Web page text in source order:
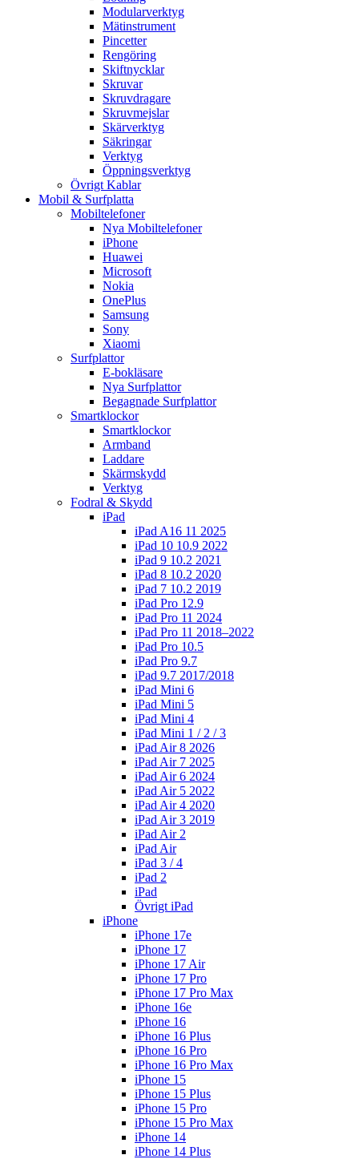
Modularverktyg
Mätinstrument
Pincetter
Rengöring
Skiftnycklar
Skruvar
Skruvdragare
Skruvmejslar
Skärverktyg
Säkringar
Verktyg
Öppningsverktyg
Övrigt Kablar
Mobil & Surfplatta
Mobiltelefoner
Nya Mobiltelefoner
iPhone
Huawei
Microsoft
Nokia
OnePlus
Samsung
Sony
Xiaomi
Surfplattor
E-bokläsare
Nya Surfplattor
Begagnade Surfplattor
Smartklockor
Smartklockor
Armband
Laddare
Skärmskydd
Verktyg
Fodral & Skydd
iPad
iPad A16 11 2025
iPad 10 10.9 2022
iPad 9 10.2 2021
iPad 8 10.2 2020
iPad 7 10.2 2019
iPad Pro 12.9
iPad Pro 11 2024
iPad Pro 11 2018–2022
iPad Pro 10.5
iPad Pro 9.7
iPad 9.7 2017/2018
iPad Mini 6
iPad Mini 5
iPad Mini 4
iPad Mini 1 / 2 / 3
iPad Air 8 2026
iPad Air 7 2025
iPad Air 6 2024
iPad Air 5 2022
iPad Air 4 2020
iPad Air 3 2019
iPad Air 2
iPad Air
iPad 3 / 4
iPad 2
iPad
Övrigt iPad
iPhone
iPhone 17e
iPhone 17
iPhone 17 Air
iPhone 17 Pro
iPhone 17 Pro Max
iPhone 16e
iPhone 16
iPhone 16 Plus
iPhone 16 Pro
iPhone 16 Pro Max
iPhone 15
iPhone 15 Plus
iPhone 15 Pro
iPhone 15 Pro Max
iPhone 14
iPhone 14 Plus